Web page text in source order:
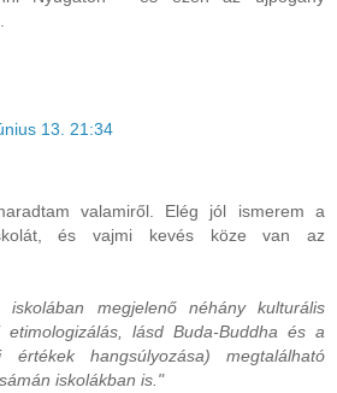
13. 21:34
valamiről. Elég jól ismerem a
és vajmi kevés köze van az
iskolában megjelenő néhány kulturális
lásd Buda-Buddha és a
értékek hangsúlyozása) megtalálható
iskolákban is."